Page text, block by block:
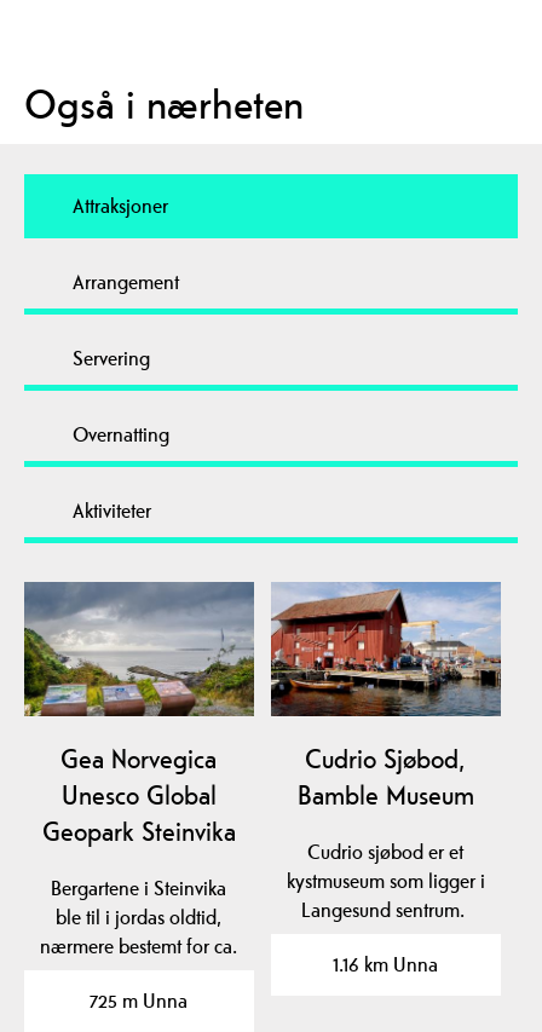
Også i nærheten
Attraksjoner
Arrangement
Servering
Overnatting
Aktiviteter
Gea Norvegica
Unesco Global
Geopark Steinvika
Bergartene i Steinvika
ble til i jordas oldtid,
nærmere bestemt for ca.
725 m Unna
Cudrio Sjøbod,
Bamble Museum
Cudrio sjøbod er et
kystmuseum som ligger i
Langesund sentrum.
1.16 km Unna